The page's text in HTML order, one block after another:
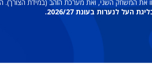
המשחק השני, ואת מערכת הזהב (במידת הצורך).
לנערות בעונת 2026/27.